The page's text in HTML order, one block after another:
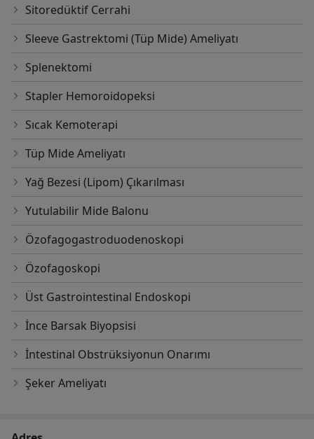
Sitoredüktif Cerrahi
Sleeve Gastrektomi (Tüp Mide) Ameliyatı
Splenektomi
Stapler Hemoroidopeksi
Sıcak Kemoterapi
Tüp Mide Ameliyatı
Yağ Bezesi (Lipom) Çıkarılması
Yutulabilir Mide Balonu
Özofagogastroduodenoskopi
Özofagoskopi
Üst Gastrointestinal Endoskopi
İnce Barsak Biyopsisi
İntestinal Obstrüksiyonun Onarımı
Şeker Ameliyatı